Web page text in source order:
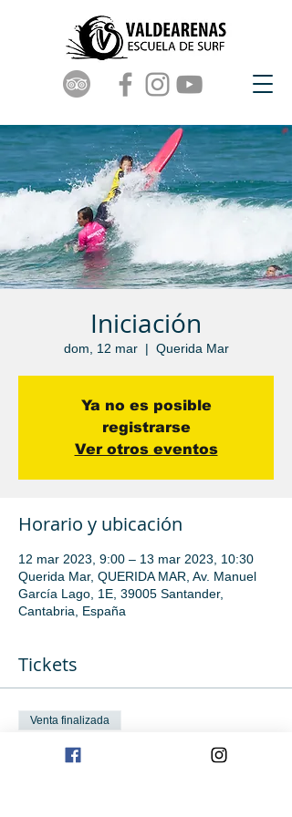
Iniciación
dom, 12 mar
  |
Querida Mar
Ya no es posible
registrarse
Ver otros eventos
Horario y ubicación
12 mar 2023, 9:00 – 13 mar 2023, 10:30
Querida Mar, QUERIDA MAR, Av. Manuel
García Lago, 1E, 39005 Santander,
Cantabria, España
Tickets
Venta finalizada
Tipo de entrada